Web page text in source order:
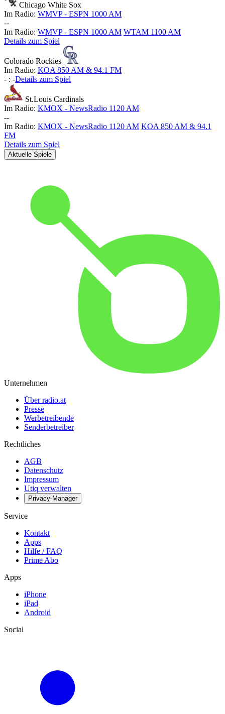
Chicago White Sox
Im Radio: WMVP - ESPN 1000 AM
--
Im Radio: WMVP - ESPN 1000 AM WTAM 1100 AM
Details zum Spiel
Colorado Rockies
Im Radio: KOA 850 AM & 94.1 FM
- : -Details zum Spiel
St.Louis Cardinals
Im Radio: KMOX - NewsRadio 1120 AM
--
Im Radio: KMOX - NewsRadio 1120 AM KOA 850 AM & 94.1
FM
Details zum Spiel
Aktuelle Spiele
Unternehmen
Über radio.at
Presse
Werbetreibende
Senderbetreiber
Rechtliches
AGB
Datenschutz
Impressum
Utiq verwalten
Privacy-Manager
Service
Kontakt
Apps
Hilfe / FAQ
Prime Abo
Apps
iPhone
iPad
Android
Social